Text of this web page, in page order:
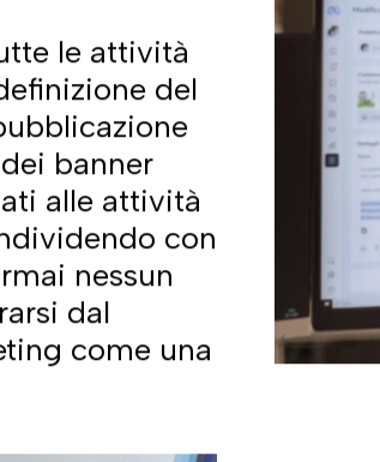
un’azienda
e di web marketing è
trasmetta quei valori
dalBranding